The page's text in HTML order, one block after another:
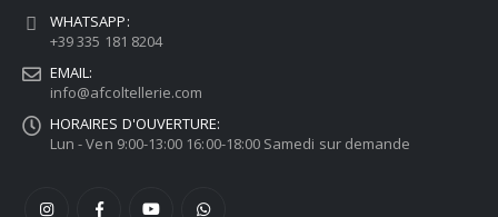
WHATSAPP:
+39 335 181 8204
EMAIL:
info@afcoltellerie.com
HORAIRES D'OUVERTURE:
Lun - Ven 9:00-13:00 16:00-18:00 Samedi sur demande